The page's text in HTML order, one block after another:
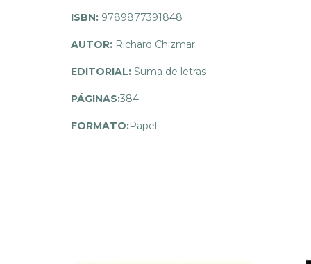
ISBN: 9789877391848
AUTOR: Richard Chizmar
EDITORIAL: Suma de letras
PÁGINAS:384
FORMATO:Papel